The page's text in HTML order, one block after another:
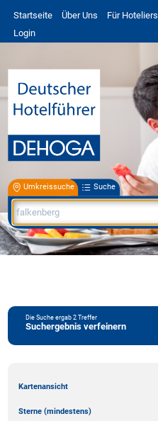
Startseite Über Uns Für Hoteliers
Login
Umkreissuche Suche
Die Suche ergab2Treffer
Suchergebnis verfeinern
Kartenansicht
Sterne (mindestens)